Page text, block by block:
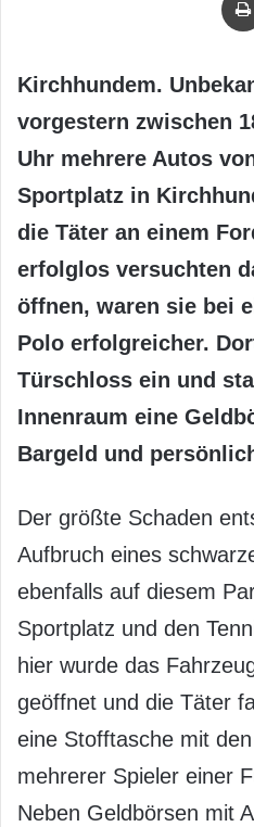
Kirchhundem.
vorgestern zwischen
Uhr mehrere Autos
Sportplatz in
die Täter an einem
erfolglos versuchten
öffnen, waren sie bei
Polo erfolgreicher.
Türschloss ein und
Innenraum eine
Bargeld und
Der größte Schaden
Aufbruch eines
ebenfalls auf diesem
Sportplatz und den
hier wurde das
geöffnet und die Täter
eine Stofftasche mit
mehrerer Spieler einer
Neben Geldbörsen mit